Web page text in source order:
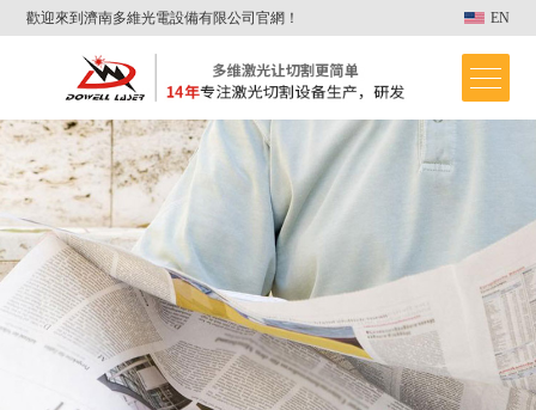
歡迎來到濟南多維光電設備有限公司官網！ EN